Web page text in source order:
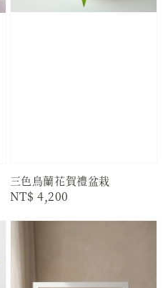
三色鳥蘭花賀禮盆栽
Regular
NT$ 4,200